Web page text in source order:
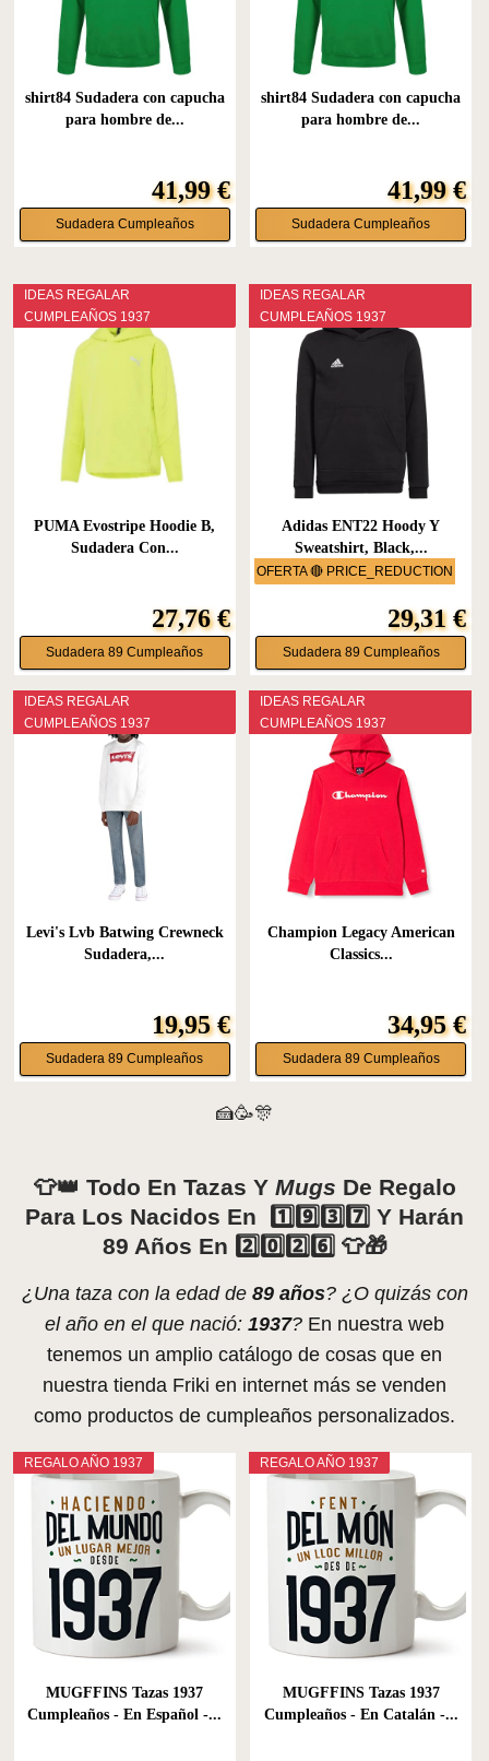
shirt84 Sudadera con capucha
para hombre de...
41,99 €
Sudadera Cumpleaños
shirt84 Sudadera con capucha
para hombre de...
41,99 €
Sudadera Cumpleaños
IDEAS REGALAR
CUMPLEAÑOS 1937
PUMA Evostripe Hoodie B,
Sudadera Con...
27,76 €
Sudadera 89 Cumpleaños
OFERTA 🔴 PRICE_REDUCTION
IDEAS REGALAR
CUMPLEAÑOS 1937
Adidas ENT22 Hoody Y
Sweatshirt, Black,...
29,31 €
Sudadera 89 Cumpleaños
IDEAS REGALAR
CUMPLEAÑOS 1937
Levi's Lvb Batwing Crewneck
Sudadera,...
19,95 €
Sudadera 89 Cumpleaños
IDEAS REGALAR
CUMPLEAÑOS 1937
Champion Legacy American
Classics...
34,95 €
Sudadera 89 Cumpleaños
🍰🥳🎊
👕👑 Todo En Tazas Y Mugs De Regalo
Para Los Nacidos En 1️⃣9️⃣3️⃣7️⃣ Y Harán
89 Años En 2️⃣0️⃣2️⃣6️⃣ 👕🎁
¿Una taza con la edad de 89 años? ¿O quizás con
el año en el que nació: 1937? En nuestra web
tenemos un amplio catálogo de cosas que en
nuestra tienda Friki en internet más se venden
como productos de cumpleaños personalizados.
REGALO AÑO 1937
MUGFFINS Tazas 1937
Cumpleaños - En Español -...
REGALO AÑO 1937
MUGFFINS Tazas 1937
Cumpleaños - En Catalán -...